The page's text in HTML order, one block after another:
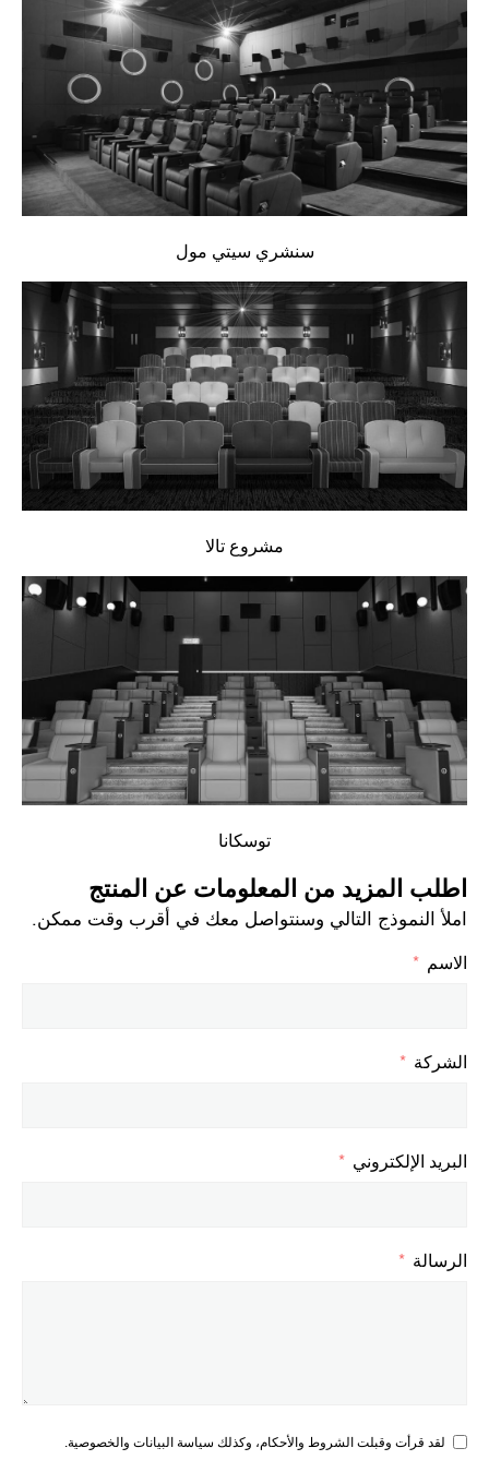
سنشري سيتي مول
مشروع تالا
توسكانا
اطلب المزيد من المعلومات عن المنتج
املأ النموذج التالي وسنتواصل معك في أقرب وقت ممكن.
الاسم
الشركة
البريد الإلكتروني
الرسالة
لقد قرأت وقبلت الشروط والأحكام، وكذلك سياسة البيانات والخصوصية.